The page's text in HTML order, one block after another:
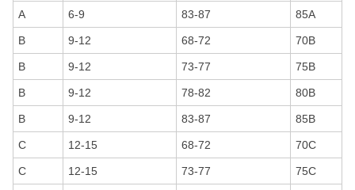
A 6-9 83-87 85A
B 9-12 68-72 70B
B 9-12 73-77 75B
B 9-12 78-82 80B
B 9-12 83-87 85B
C 12-15 68-72 70C
C 12-15 73-77 75C